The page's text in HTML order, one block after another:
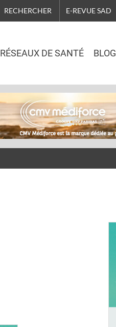
RECHERCHER E-REVUE SAD
RÉSEAUX DE SANTÉ BLOG